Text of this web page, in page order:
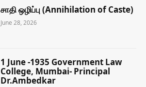
சாதி ஒழிப்பு (Annihilation of Caste)
June 28, 2026
1 June -1935 Government Law
College, Mumbai- Principal
Dr.Ambedkar